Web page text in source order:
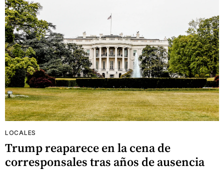
LOCALES
Trump reaparece en la cena de
corresponsales tras años de ausencia